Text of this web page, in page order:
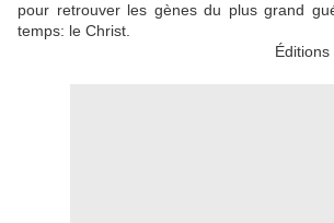
pour retrouver les gènes du plus grand
temps: le Christ.